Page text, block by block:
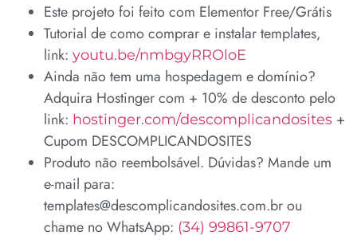
Este projeto foi feito com Elementor Free/Grátis
Tutorial de como comprar e instalar templates,
link: youtu.be/nmbgyRROloE
Ainda não tem uma hospedagem e domínio?
Adquira Hostinger com + 10% de desconto pelo
link: hostinger.com/descomplicandosites +
Cupom DESCOMPLICANDOSITES
Produto não reembolsável. Dúvidas? Mande um
e-mail para:
templates@descomplicandosites.com.br ou
chame no WhatsApp: (34) 99861-9707